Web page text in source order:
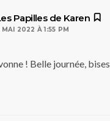
Papilles de Karen
MAI 2022 À 1:55 PM
! Belle journée, bises